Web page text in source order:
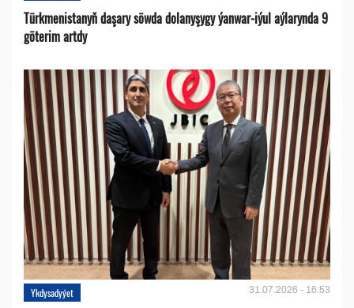
Türkmenistanyň daşary söwda dolanyşygy ýanwar-iýul aýlarynda 9
göterim artdy
Ykdysadyýet 31.07.2026 - 16:53